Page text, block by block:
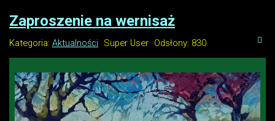
Zaproszenie na wernisaż
Kategoria: Aktualności Super User Odsłony: 830